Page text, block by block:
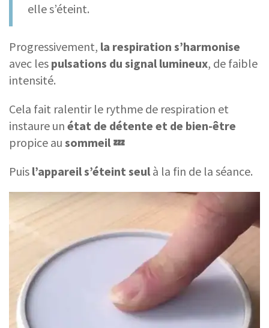
elle s’éteint.
Progressivement, la respiration s’harmonise
avec les pulsations du signal lumineux, de faible
intensité.
Cela fait ralentir le rythme de respiration et
instaure un état de détente et de bien-être
propice au sommeil 💤
Puis l’appareil s’éteint seul à la fin de la séance.